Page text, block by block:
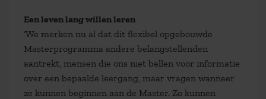
Een leven lang willen leren
‘We merken nu al dat dit flexibel opgebouwde
Masterprogramma andere belangstellenden
aantrekt, mensen die ons niet bellen voor informatie
over een bepaalde leergang, maar vragen wanneer
ze kunnen beginnen aan de Master. Zo kunnen